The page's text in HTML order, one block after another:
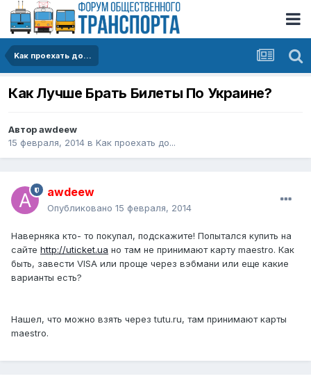
Kак проехать до...
Как Лучше Брать Билеты По Украине?
Авторawdeew
15 февраля, 2014 в Kак проехать до...
awdeew
Опубликовано 15 февраля, 2014
Наверняка кто- то покупал, подскажите! Попытался купить на
сайте http://uticket.ua но там не принимают карту maestro. Как
быть, завести VISA или проще через вэбмани или еще какие
варианты есть?
Нашел, что можно взять через tutu.ru, там принимают карты
maestro.